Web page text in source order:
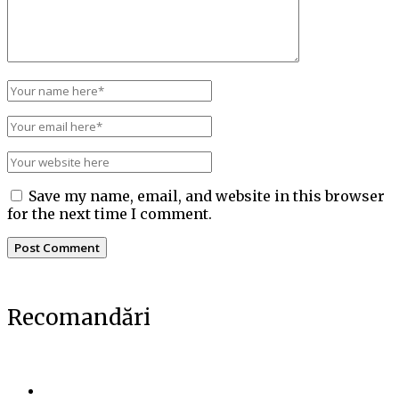
Save my name, email, and website in this browser
for the next time I comment.
Recomandări